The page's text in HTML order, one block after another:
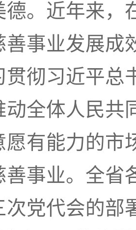
德。近年来，
善事业发展成
贯彻习近平总
动全体人民共
愿有能力的市
善事业。全省
次党代会的部